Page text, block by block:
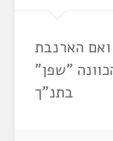
הארנבת
"שפן"
בתנ"ך